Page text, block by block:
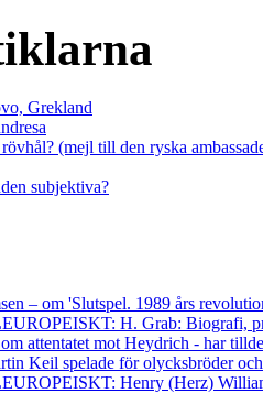
Grekland
(mejl till den ryska
subjektiva?
– om 'Slutspel. 1989 års
H. Grab: Biografi,
attentatet mot Heydrich - har
Keil spelade för olycksbröder
Henry (Herz)